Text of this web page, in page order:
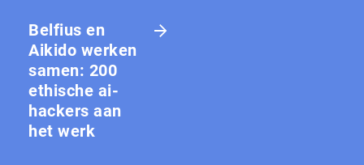
Belfius en
Aikido werken
samen: 200
ethische ai-
hackers aan
het werk